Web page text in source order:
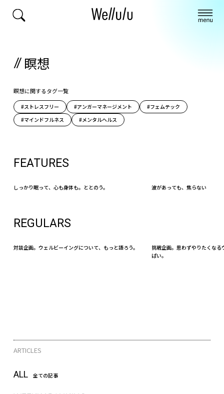
瞑想
瞑想に関するタグ一覧
#ストレスフリー #アンガーマネージメント
#フェムテック
#マインドフルネス
#メンタルヘルス
FEATURES
しっかり眠って、心も身体も。ととのう。 波があっても、焦らない
REGULARS
対談企画。ウェルビーイングについて、もっと語ろう。
挑戦企画。思わずやりたくなる
ぱい。
ARTICLES
ALL 全ての記事